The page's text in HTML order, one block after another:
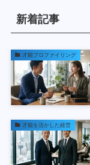
新着記事
才能プロファイリング
才能を活かした経営